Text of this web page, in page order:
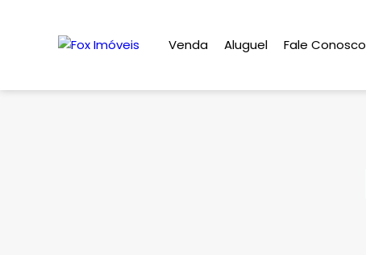
Venda Aluguel Fale Conosco